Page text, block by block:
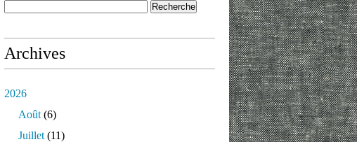
Archives
2026
Août (6)
Juillet (11)